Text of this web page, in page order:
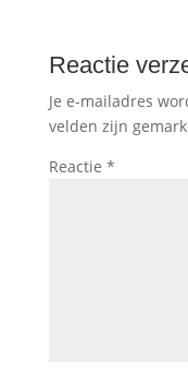
Reactie
Je e-mailadres
velden zijn
Reactie *